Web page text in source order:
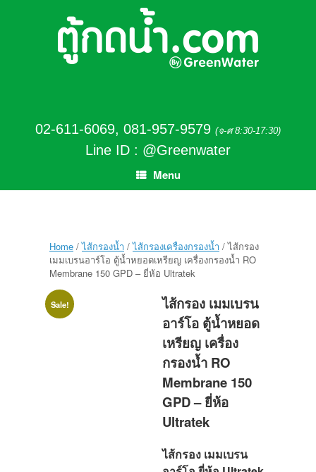
02-611-6069, 081-957-9579 (จ-ศ 8:30-17:30)
Line ID : @Greenwater
Menu
Home /ไส้กรองน้ำ /ไส้กรองเครื่องกรองน้ำ / ไส้กรอง
เมมเบรนอาร์โอ ตู้น้ำหยอดเหรียญ เครื่องกรองน้ำ RO
Membrane 150 GPD – ยี่ห้อ Ultratek
Sale!
ไส้กรอง เมมเบรน
อาร์โอ ตู้น้ำหยอด
เหรียญ เครื่อง
กรองน้ำ RO
Membrane 150
GPD – ยี่ห้อ
Ultratek
ไส้กรอง เมมเบรน